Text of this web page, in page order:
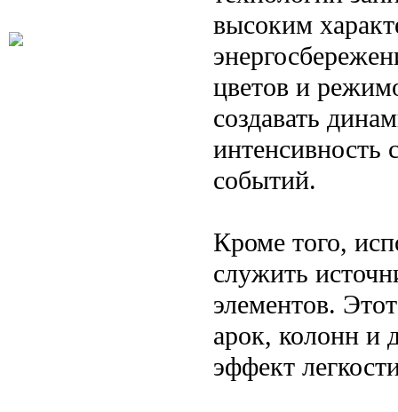
высоким
цветов и
создавать
интенсивность
событий.
Кроме того,
служить
элементов.
арок, колонн и
эффект